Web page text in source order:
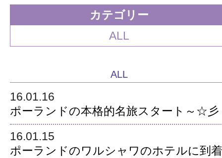
カテゴリー
ALL
ALL
16.01.16
ポーランドの本格的名旅スタート～☆彡
16.01.15
ポーランドのワルシャワのホテルに到着